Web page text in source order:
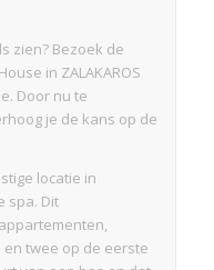
zien? Bezoek de
in ZALAKAROS
Door nu te
je de kans op de
locatie in
spa. Dit
twee op de eerste